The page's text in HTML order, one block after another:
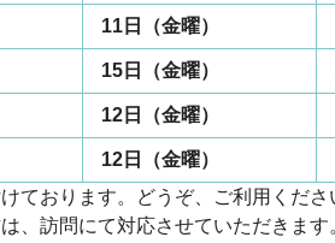
11日（金曜）
15日（金曜）
12日（金曜）
12日（金曜）
ております。どうぞ、ご利用くださ
、訪問にて対応させていただきます